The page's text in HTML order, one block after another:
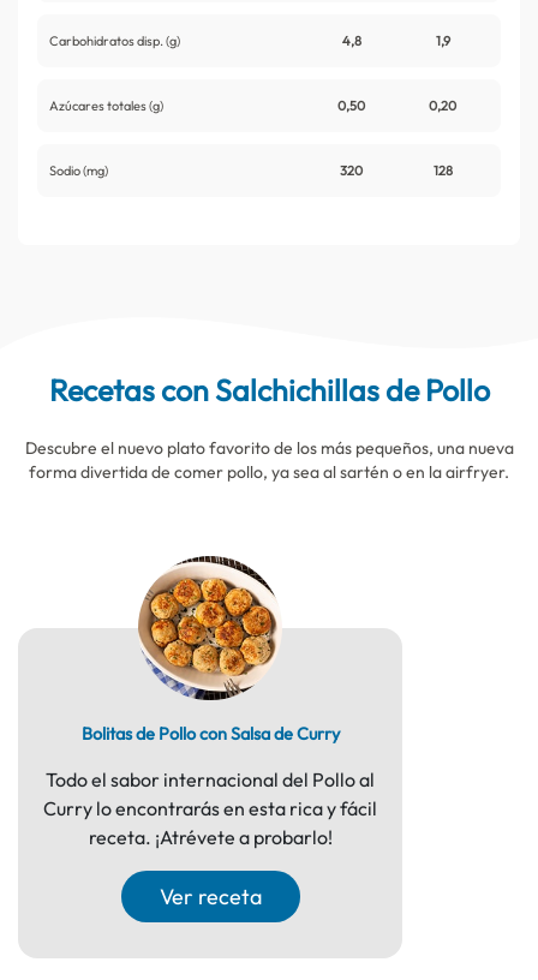
Carbohidratos disp. (g) 4,8 1,9
Azúcares totales (g) 0,50 0,20
Sodio (mg) 320 128
Recetas con Salchichillas de Pollo
Descubre el nuevo plato favorito de los más pequeños, una nueva
forma divertida de comer pollo, ya sea al sartén o en la airfryer.
Bolitas de Pollo con Salsa de Curry
Todo el sabor internacional del Pollo al
Curry lo encontrarás en esta rica y fácil
receta. ¡Atrévete a probarlo!
Ver receta